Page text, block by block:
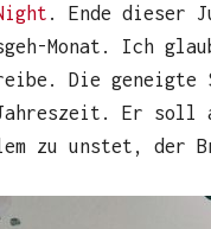
. Ende dieser
Monat. Ich
Die geneigte
Er soll
zu unstet, der